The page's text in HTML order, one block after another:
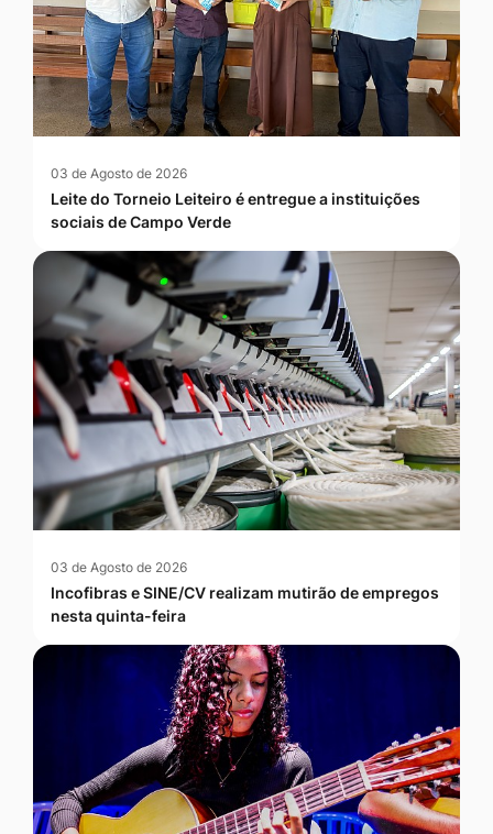
03 de Agosto de 2026
Leite do Torneio Leiteiro é entregue a instituições
sociais de Campo Verde
03 de Agosto de 2026
Incofibras e SINE/CV realizam mutirão de empregos
nesta quinta-feira